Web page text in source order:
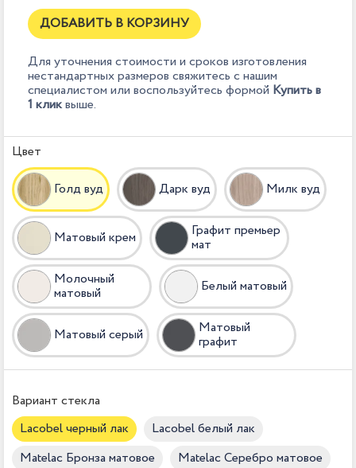
ДОБАВИТЬ В КОРЗИНУ
Для уточнения стоимости и сроков изготовления
нестандартных размеров свяжитесь с нашим
специалистом или воспользуйтесь формой Купить в
1 кликвыше.
Цвет
Голд вуд Дарк вуд Милк вуд
Матовый крем Графит премьер
мат
Молочный
матовый Белый матовый
Матовый серый Матовый
графит
Вариант стекла
Lacobel черный лак
Lacobel белый лак
Matelac Бронза матовое
Matelac Серебро матовое